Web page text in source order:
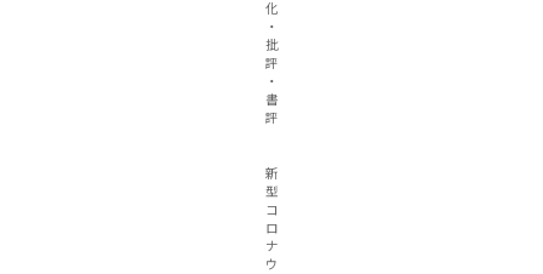
化
・
批
評
・
書
評
新
型
コ
ロ
ナ
ウ